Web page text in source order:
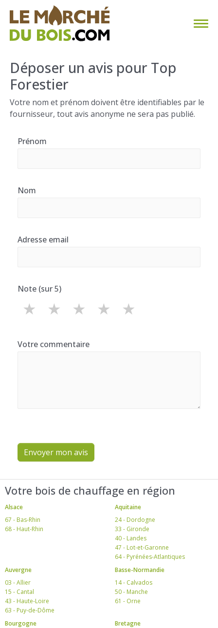
CHAUFFAGE AU BOIS
FAQ
CALCULER SA CONSOMMATION
Déposer un avis pour Top
Forestier
Votre nom et prénom doivent être identifiables par le
fournisseur, tout avis anonyme ne sera pas publié.
Prénom
Nom
Adresse email
Note (sur 5)
★
★
★
★
★
Votre commentaire
Envoyer mon avis
Votre bois de chauffage en région
Alsace
67 - Bas-Rhin
68 - Haut-Rhin
Aquitaine
24 - Dordogne
33 - Gironde
40 - Landes
47 - Lot-et-Garonne
64 - Pyrénées-Atlantiques
Auvergne
03 - Allier
15 - Cantal
43 - Haute-Loire
63 - Puy-de-Dôme
Basse-Normandie
14 - Calvados
50 - Manche
61 - Orne
Bourgogne
Bretagne